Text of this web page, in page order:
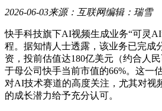
2026-06-03来源：互联网编辑：瑞雪
快手科技旗下AI视频生成业务“可灵
程。据知情人士透露，该业务已完成
资，投前估值达180亿美元（约合人
于母公司快手当前市值的66%。这一
对AI技术赛道的高度关注，尤其对视
的成长潜力给予充分认可。